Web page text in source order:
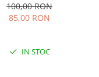
100,00 RON
85,00 RON
IN STOC